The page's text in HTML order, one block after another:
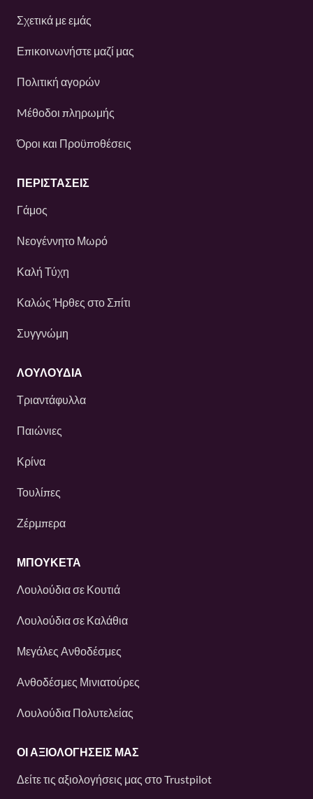
Σχετικά με εμάς
Επικοινωνήστε μαζί μας
Πολιτική αγορών
Mέθοδοι πληρωμής
Όροι και Προϋποθέσεις
ΠΕΡΙΣΤΆΣΕΙΣ
Γάμος
Νεογέννητο Μωρό
Καλή Τύχη
Καλώς Ήρθες στο Σπίτι
Συγγνώμη
ΛΟΥΛΟΎΔΙΑ
Τριαντάφυλλα
Παιώνιες
Κρίνα
Τουλίπες
Ζέρμπερα
ΜΠΟΥΚΕΤΑ
Λουλούδια σε Κουτιά
Λουλούδια σε Καλάθια
Μεγάλες Ανθοδέσμες
Ανθοδέσμες Μινιατούρες
Λουλούδια Πολυτελείας
ΟΙ ΑΞΙΟΛΟΓΉΣΕΙΣ ΜΑΣ
Δείτε τις αξιολογήσεις μας στοTrustpilot